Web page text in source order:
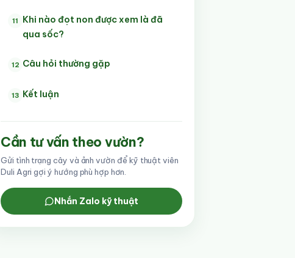
11
Khi nào đọt non được xem là đã
qua sốc?
12 Câu hỏi thường gặp
13 Kết luận
Cần tư vấn theo vườn?
Gửi tình trạng cây và ảnh vườn để kỹ thuật viên
Duli Agri gợi ý hướng phù hợp hơn.
Nhắn Zalo kỹ thuật